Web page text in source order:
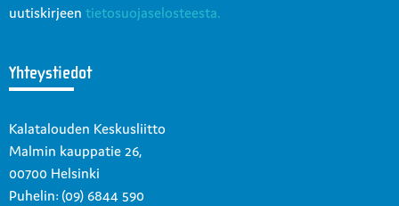
uutiskirjeen tietosuojaselosteesta.
Yhteystiedot
Kalatalouden Keskusliitto
Malmin kauppatie 26,
00700 Helsinki
Puhelin: (09) 6844 590